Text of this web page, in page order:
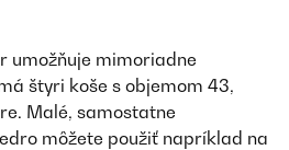
umožňuje mimoriadne
štyri koše s objemom 43,
Malé, samostatne
môžete použiť napríklad na